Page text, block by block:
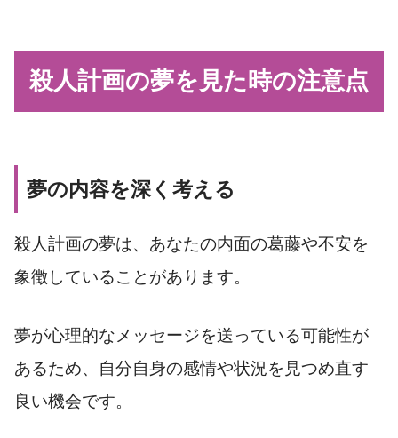
殺人計画の夢を見た時の注意点
夢の内容を深く考える
殺人計画の夢は、あなたの内面の葛藤や不安を
象徴していることがあります。
夢が心理的なメッセージを送っている可能性が
あるため、自分自身の感情や状況を見つめ直す
良い機会です。